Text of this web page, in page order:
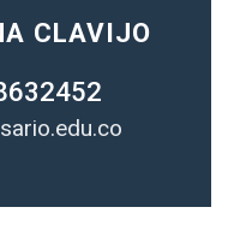
CLAVIJO